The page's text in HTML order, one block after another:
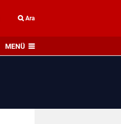
Ara
MENÜ